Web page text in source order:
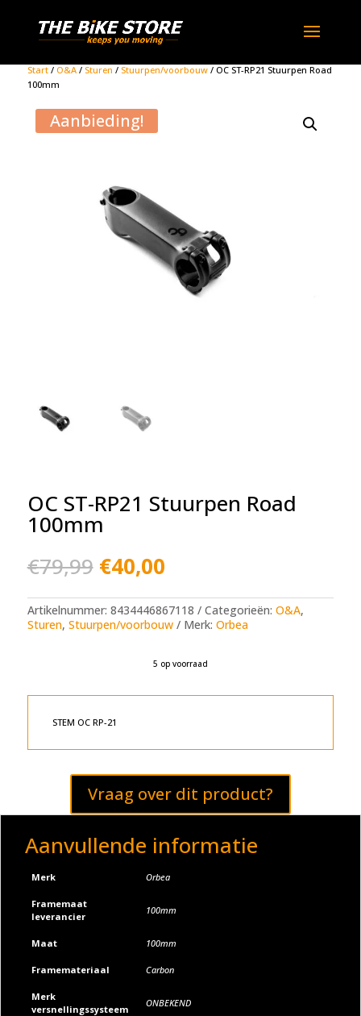
Start/ O&A/ Sturen / Stuurpen/voorbouw/ OC ST-RP21 Stuurpen Road
100mm
Aanbieding!
OC ST-RP21 Stuurpen Road
100mm
€79,99 Oorspronkelijke
prijs
was:
€79,99.
€40,00Huidige
prijs
is:
€40,00.
Artikelnummer: 8434446867118 Categorieën: O&A,
Sturen, Stuurpen/voorbouw Merk: Orbea
5 op voorraad
n
t
i
STEM OC RP-21
Vraag over dit product?
Aanvullende informatie
Merk Orbea
Framemaat
leverancier
100mm
Maat 100mm
Framemateriaal Carbon
Merk
versnellingssysteem
ONBEKEND